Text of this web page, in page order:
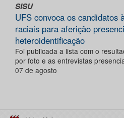
SISU
UFS convoca os candidatos
raciais para aferição
heteroidentificação
Foi publicada a lista com o
por foto e as entrevistas
07 de agosto